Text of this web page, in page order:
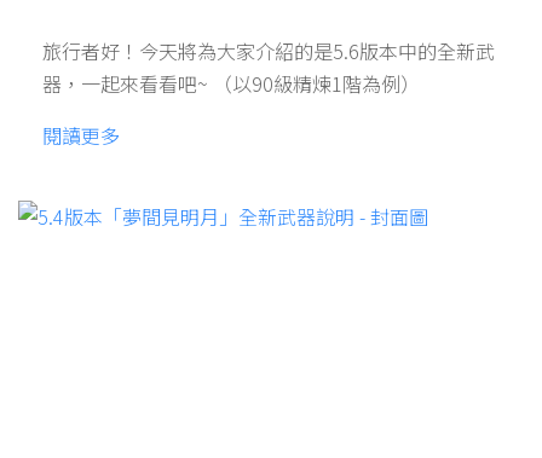
旅行者好！今天將為大家介紹的是5.6版本中的全新武
器，一起來看看吧~ （以90級精煉1階為例）
閱讀更多